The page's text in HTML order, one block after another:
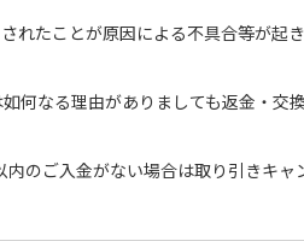
れたことが原因による不具合等が起
何なる理由がありましても返金・
のご入金がない場合は取り引きキ